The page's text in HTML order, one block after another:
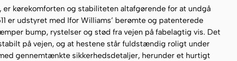
er kørekomforten og stabiliteten altafgørende for at undgå
er udstyret med Ifor Williams’ berømte og patenterede
bump, rystelser og stød fra vejen på fabelagtig vis. Det
på vejen, og at hestene står fuldstændig roligt under
gennemtænkte sikkerhedsdetaljer, herunder et hurtigt